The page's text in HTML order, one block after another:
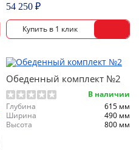
54 250 ₽
Обеденный комплект №2
В наличии
Глубина
615 мм
Ширина
490 мм
Высота
800 мм